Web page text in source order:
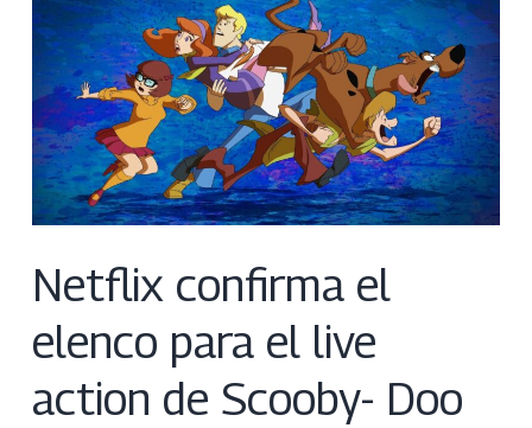
Netflix confirma el
elenco para el live
action de Scooby- Doo